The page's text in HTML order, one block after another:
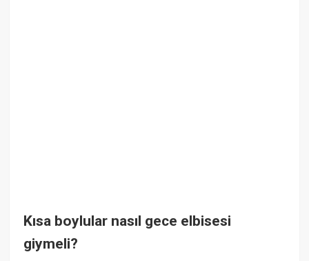
Kısa boylular nasıl gece elbisesi
giymeli?